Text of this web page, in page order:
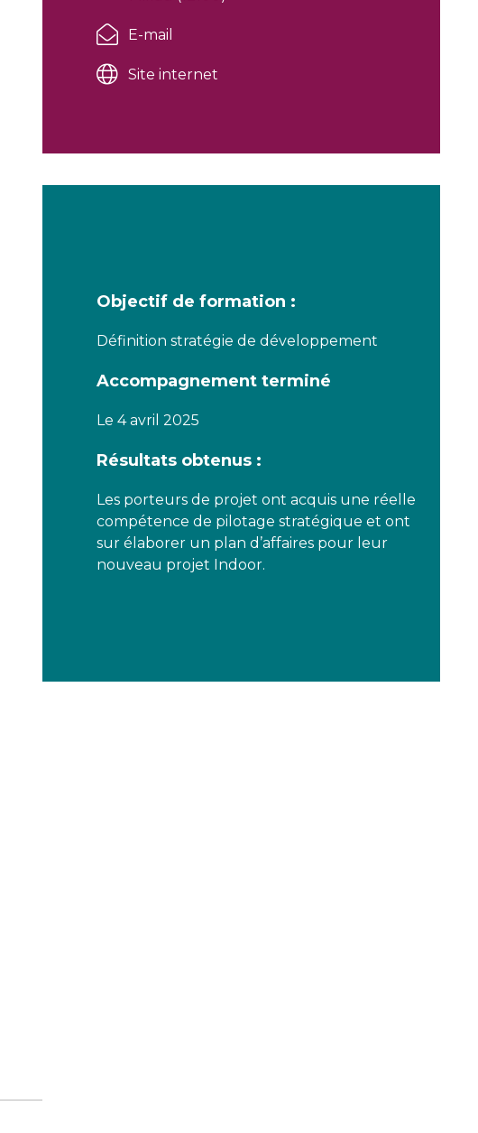
E-mail
Site internet
Objectif de formation :
Définition stratégie de développement
Accompagnement terminé
Le 4 avril 2025
Résultats obtenus :
Les porteurs de projet ont acquis une réelle
compétence de pilotage stratégique et ont
sur élaborer un plan d’affaires pour leur
nouveau projet Indoor.